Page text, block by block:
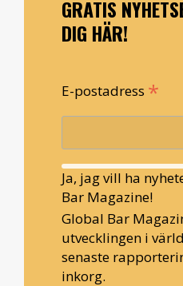
GRATIS
DIG HÄR!
E-postadress *
Ja, jag vill ha
Bar Magazine!
Global Bar
utvecklingen i
senaste
inkorg.